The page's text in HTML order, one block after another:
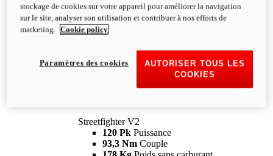
Streetfighter V2
120 Pk Puissance
93,3 Nm Couple
stockage de cookies sur votre appareil pour améliorer la navigation
sur le site, analyser son utilisation et contribuer à nos efforts de
marketing.
Cookie policy
AUTORISER TOUS LES
COOKIES
Paramètres des cookies